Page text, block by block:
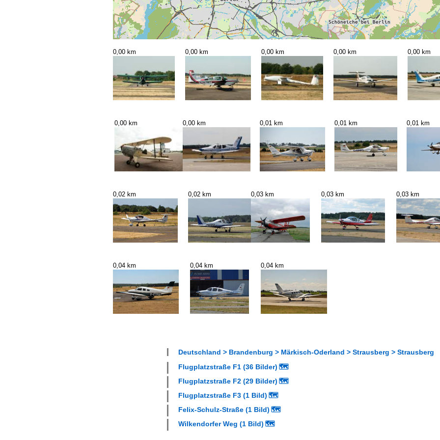
0,00 km 0,00 km 0,00 km 0,00 km 0,00 km
0,00 km 0,00 km 0,01 km 0,01 km 0,01 km
0,02 km 0,02 km 0,03 km 0,03 km 0,03 km
0,04 km 0,04 km 0,04 km
Deutschland > Brandenburg > Märkisch-Oderland > Strausberg > Strausberg
Flugplatzstraße F1 (36 Bilder) 🗺
Flugplatzstraße F2 (29 Bilder) 🗺
Flugplatzstraße F3 (1 Bild) 🗺
Felix-Schulz-Straße (1 Bild) 🗺
Wilkendorfer Weg (1 Bild) 🗺